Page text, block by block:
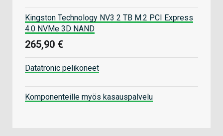
Kingston Technology NV3 2 TB M.2 PCI Express
4.0 NVMe 3D NAND
265,90 €
Datatronic pelikoneet
Komponenteille myös kasauspalvelu